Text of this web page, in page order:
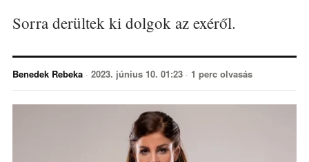
Sorra derültek ki dolgok az exéről.
Benedek Rebeka · 2023. június 10. 01:23 · 1 perc olvasás